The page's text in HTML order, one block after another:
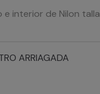
interior de Nilon
ARRIAGADA